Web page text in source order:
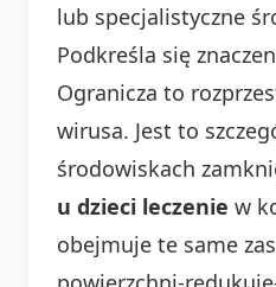
lub specjalistyczne
Podkreśla się
Ogranicza to
wirusa. Jest to
środowiskach
u dzieci leczenie w
obejmuje te same